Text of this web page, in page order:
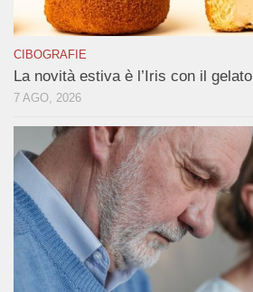
CIBOGRAFIE
La novità estiva è l’Iris con il gelato
7 AGO, 2026